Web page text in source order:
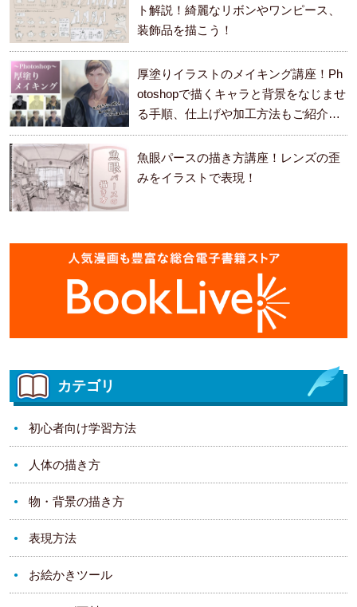
ト解説！綺麗なリボンやワンピース、
装飾品を描こう！
厚塗りイラストのメイキング講座！Ph
otoshopで描くキャラと背景をなじませ
る手順、仕上げや加工方法もご紹介し
ます。
魚眼パースの描き方講座！レンズの歪
みをイラストで表現！
カテゴリ
初心者向け学習方法
人体の描き方
物・背景の描き方
表現方法
お絵かきツール